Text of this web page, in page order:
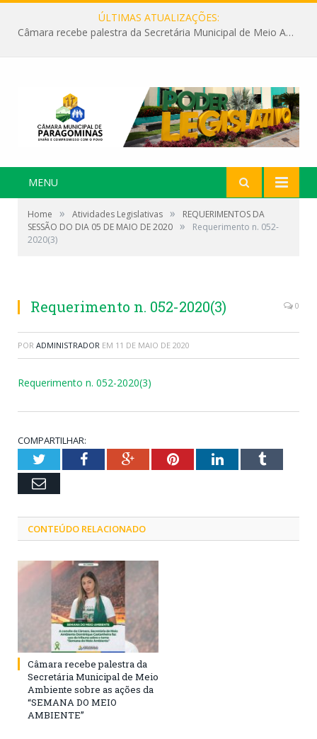
ÚLTIMAS ATUALIZAÇÕES:
Câmara recebe palestra da Secretária Municipal de Meio Ambiente sobre as ações da “SEMANA DO MEIO AMBIENTE”
MENU
Home » Atividades Legislativas »
REQUERIMENTOS DA
SESSÃO DO DIA 05 DE MAIO DE 2020 »
Requerimento n. 052-
2020(3)
Requerimento n. 052-2020(3) 0
POR ADMINISTRADOR EM 11 DE MAIO DE 2020
Requerimento n. 052-2020(3)
COMPARTILHAR:
TwitterFacebookGoogle+PinterestLinkedInTumblr
Email
CONTEÚDO RELACIONADO
Câmara recebe palestra da
Secretária Municipal de Meio
Ambiente sobre as ações da
“SEMANA DO MEIO
AMBIENTE”